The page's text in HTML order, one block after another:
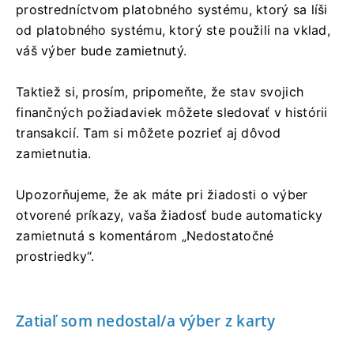
prostredníctvom platobného systému, ktorý sa líši
od platobného systému, ktorý ste použili na vklad,
váš výber bude zamietnutý.
Taktiež si, prosím, pripomeňte, že stav svojich
finančných požiadaviek môžete sledovať v histórii
transakcií. Tam si môžete pozrieť aj dôvod
zamietnutia.
Upozorňujeme, že ak máte pri žiadosti o výber
otvorené príkazy, vaša žiadosť bude automaticky
zamietnutá s komentárom „Nedostatočné
prostriedky“.
Zatiaľ som nedostal/a výber z karty